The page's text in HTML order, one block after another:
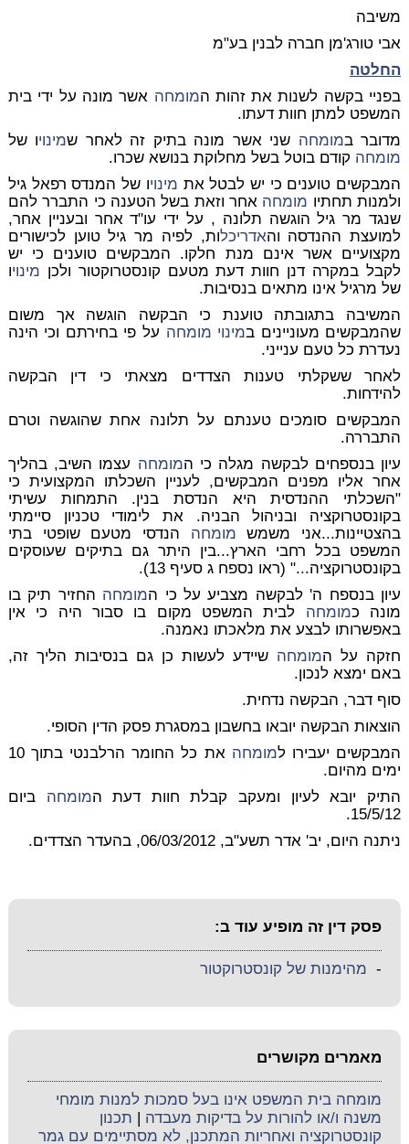
משיבה
אבי טורג'מן חברה לבנין בע"מ
החלטה
בפניי בקשה לשנות את זהות המומחה אשר מונה על ידי בית
המשפט למתן חוות דעתו.
מדובר במומחה שני אשר מונה בתיק זה לאחר שמינויו של
מומחה קודם בוטל בשל מחלוקת בנושא שכרו.
המבקשים טוענים כי יש לבטל את מינויו של המנדס רפאל גיל
ולמנות תחתיו מומחה אחר וזאת בשל הטענה כי התברר להם
שנגד מר גיל הוגשה תלונה , על ידי עו"ד אחר ובעניין אחר,
למועצת ההנדסה והאדריכלות, לפיה מר גיל טוען לכישורים
מקצועיים אשר אינם מנת חלקו. המבקשים טוענים כי יש
לקבל במקרה דנן חוות דעת מטעם קונסטרוקטור ולכן מינויו
של מרגיל אינו מתאים בנסיבות.
המשיבה בתגובתה טוענת כי הבקשה הוגשה אך משום
שהמבקשים מעוניינים במינוי מומחה על פי בחירתם וכי הינה
נעדרת כל טעם ענייני.
לאחר ששקלתי טענות הצדדים מצאתי כי דין הבקשה
להידחות.
המבקשים סומכים טענתם על תלונה אחת שהוגשה וטרם
התבררה.
עיון בנספחים לבקשה מגלה כי המומחה עצמו השיב, בהליך
אחר אליו מפנים המבקשים, לעניין השכלתו המקצועית כי
"השכלתי ההנדסית היא הנדסת בנין. התמחות עשיתי
בקונסטרוקציה ובניהול הבניה. את לימודי טכניון סיימתי
בהצטיינות...אני משמש מומחה הנדסי מטעם שופטי בתי
המשפט בכל רחבי הארץ...בין היתר גם בתיקים שעוסקים
בקונסטרוקציה..." (ראו נספח ג סעיף 13).
עיון בנספח ה' לבקשה מצביע על כי המומחה החזיר תיק בו
מונה כמומחה לבית המשפט מקום בו סבור היה כי אין
באפשרותו לבצע את מלאכתו נאמנה.
חזקה על המומחה שיידע לעשות כן גם בנסיבות הליך זה,
באם ימצא לנכון.
סוף דבר, הבקשה נדחית.
הוצאות הבקשה יובאו בחשבון במסגרת פסק הדין הסופי.
המבקשים יעבירו למומחה
את כל החומר הרלבנטי בתוך 10
ימים מהיום.
התיק יובא לעיון ומעקב קבלת חוות דעת המומחה ביום
15/5/12.
ניתנה היום, יב' אדר תשע"ב, 06/03/2012, בהעדר הצדדים.
פסק דין זה מופיע עוד ב:
- מהימנות של קונסטרוקטור
מאמרים מקושרים
מומחה בית המשפט אינו בעל סמכות למנות מומחי
משנה ו/או להורות על בדיקות מעבדה
תכנון
קונסטרוקציה ואחריות המתכנן, לא מסתיימים עם גמר